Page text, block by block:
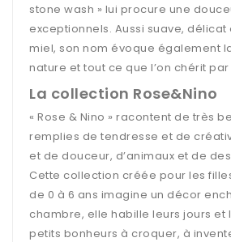
stone wash » lui procure une
exceptionnels. Aussi suave,
miel, son nom évoque également
nature et tout ce que l’on chérit
La collection Rose&Nino
« Rose & Nino » racontent de très
remplies de tendresse et de
et de douceur, d’animaux et de
Cette collection créée pour les
de 0 à 6 ans imagine un décor
chambre, elle habille leurs jours et
petits bonheurs à croquer, à